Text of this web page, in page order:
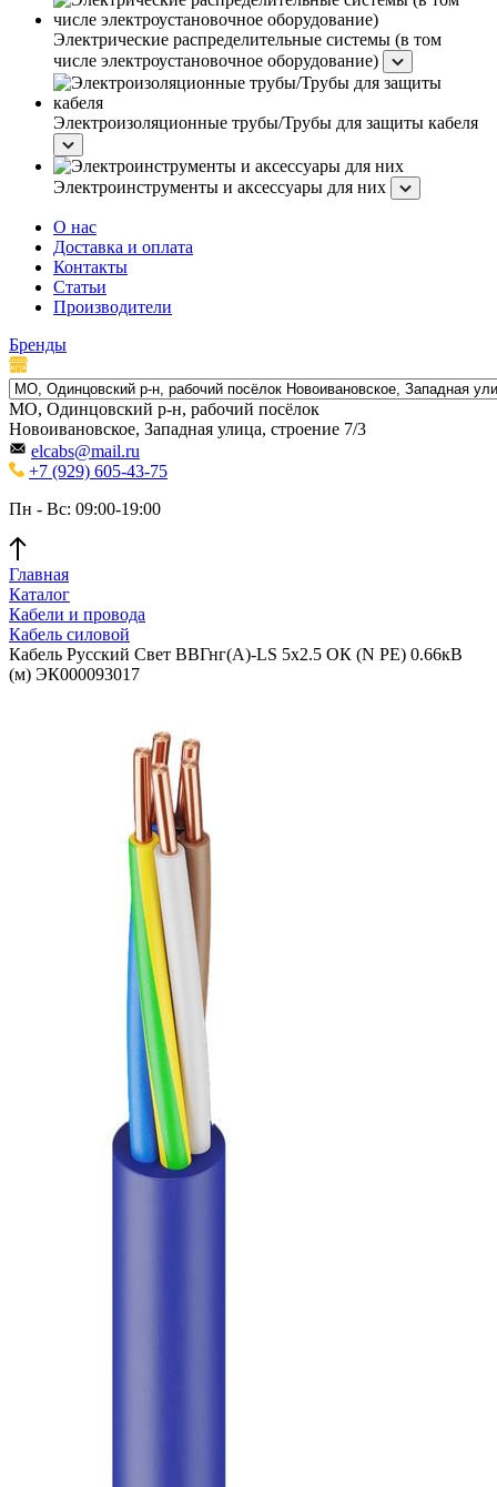
Электрические распределительные системы (в том
числе электроустановочное оборудование)
Электроизоляционные трубы/Трубы для защиты кабеля
Электроинструменты и аксессуары для них
О нас
Доставка и оплата
Контакты
Статьи
Производители
Бренды
МО, Одинцовский р-н, рабочий посёлок
Новоивановское, Западная улица, строение 7/3
elcabs@mail.ru
+7 (929) 605-43-75
Пн - Вс: 09:00-19:00
Главная
Каталог
Кабели и провода
Кабель силовой
Кабель Русский Свет ВВГнг(А)-LS 5х2.5 ОК (N PE) 0.66кВ
(м) ЭК000093017